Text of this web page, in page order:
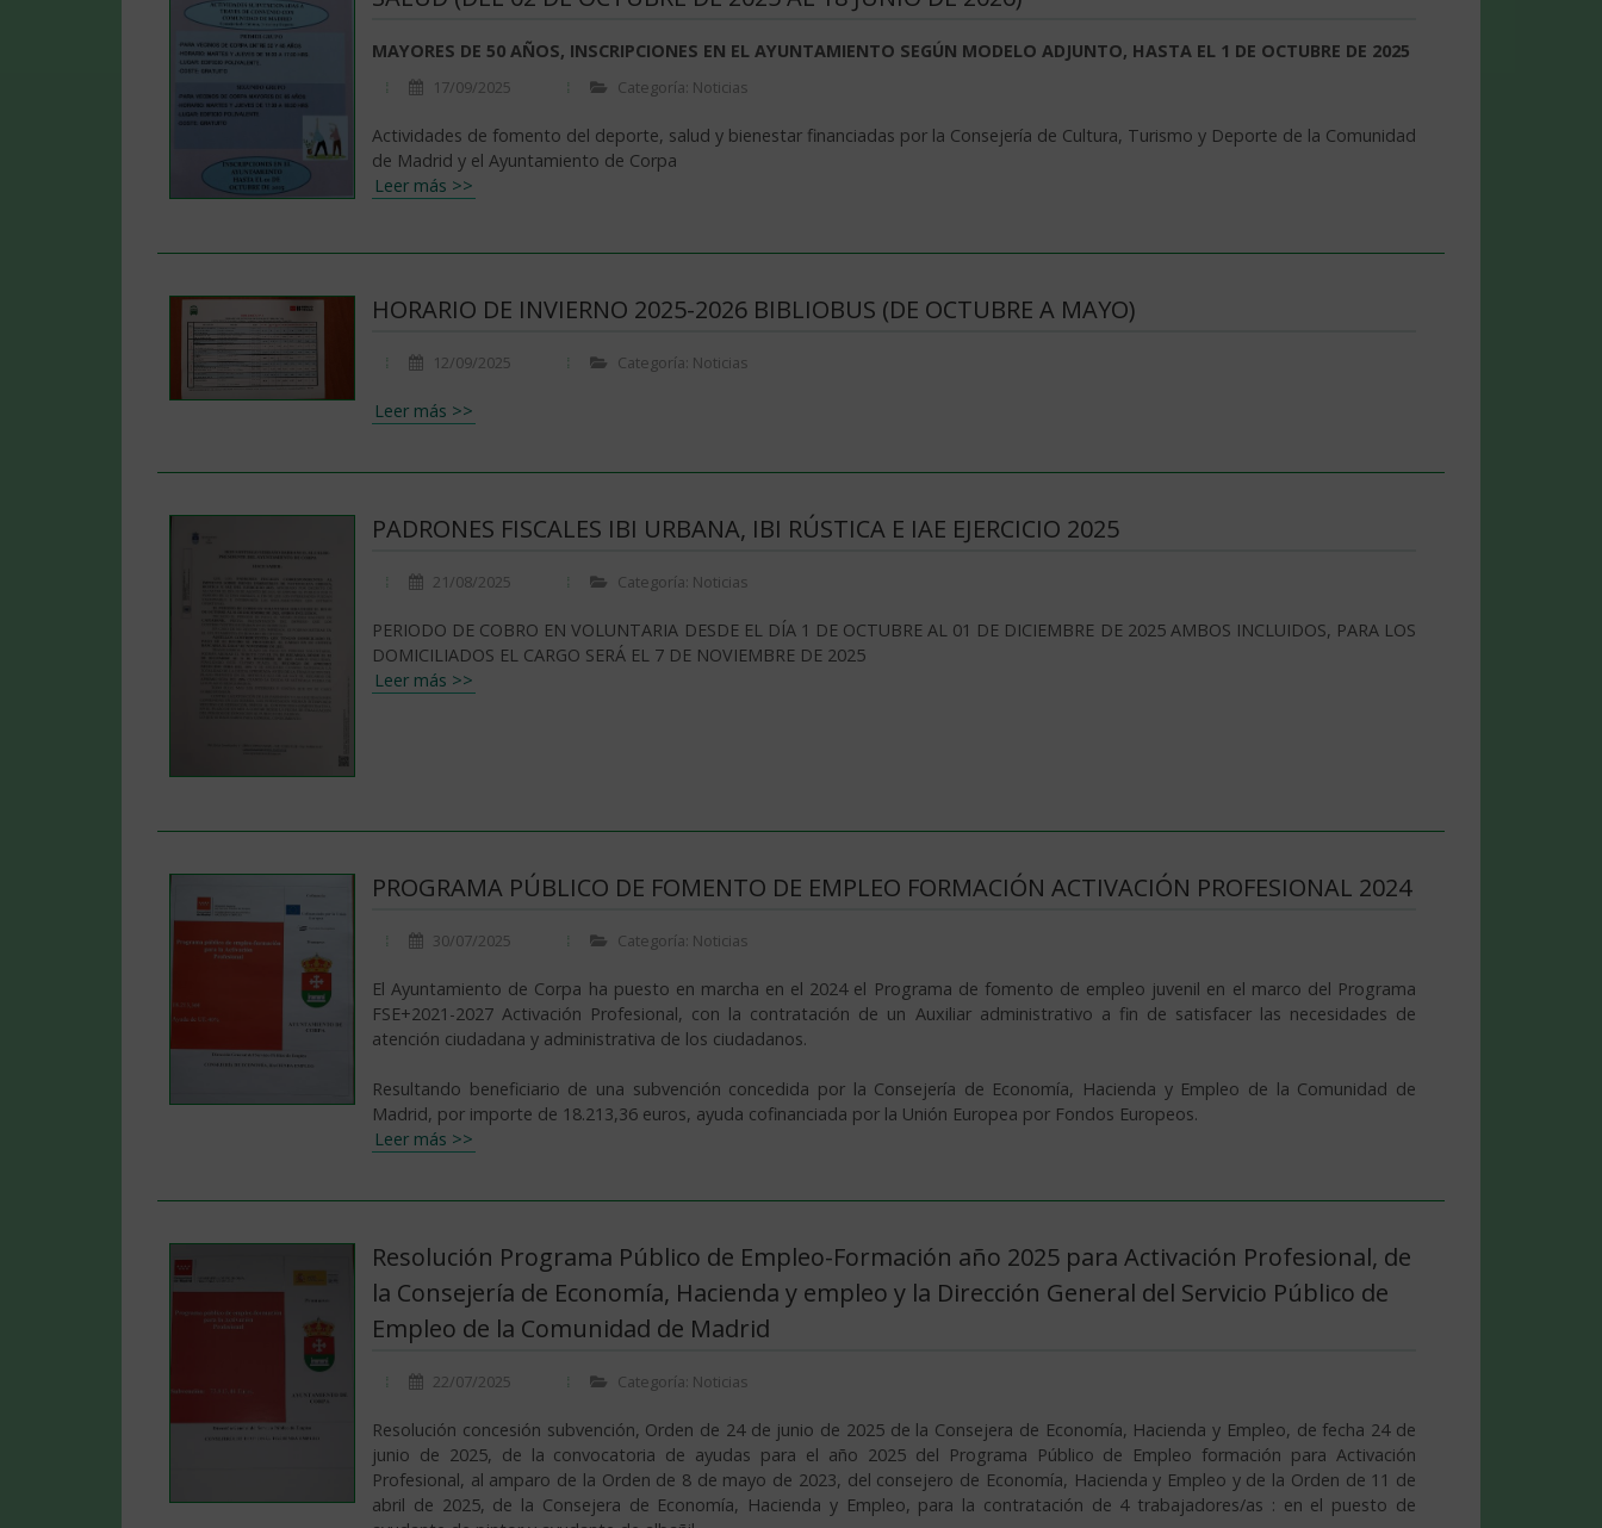
MAYORES DE 50 AÑOS, INSCRIPCIONES EN EL AYUNTAMIENTO SEGÚN MODELO ADJUNTO, HASTA EL 1 DE OCTUBRE DE 2025
17/09/2025 Categoría: Noticias
Actividades de fomento del deporte, salud y bienestar financiadas por la Consejería de Cultura, Turismo y Deporte de la Comunidad
de Madrid y el Ayuntamiento de Corpa
Leer más >>
HORARIO DE INVIERNO 2025-2026 BIBLIOBUS (DE OCTUBRE A MAYO)
12/09/2025 Categoría: Noticias
Leer más >>
PADRONES FISCALES IBI URBANA, IBI RÚSTICA E IAE EJERCICIO 2025
21/08/2025 Categoría: Noticias
PERIODO DE COBRO EN VOLUNTARIA DESDE EL DÍA 1 DE OCTUBRE AL 01 DE DICIEMBRE DE 2025 AMBOS INCLUIDOS, PARA LOS
DOMICILIADOS EL CARGO SERÁ EL 7 DE NOVIEMBRE DE 2025
Leer más >>
PROGRAMA PÚBLICO DE FOMENTO DE EMPLEO FORMACIÓN ACTIVACIÓN PROFESIONAL 2024
30/07/2025 Categoría: Noticias
El Ayuntamiento de Corpa ha puesto en marcha en el 2024 el Programa de fomento de empleo juvenil en el marco del Programa
FSE+2021-2027 Activación Profesional, con la contratación de un Auxiliar administrativo a fin de satisfacer las necesidades de
atención ciudadana y administrativa de los ciudadanos.
Resultando beneficiario de una subvención concedida por la Consejería de Economía, Hacienda y Empleo de la Comunidad de
Madrid, por importe de 18.213,36 euros, ayuda cofinanciada por la Unión Europea por Fondos Europeos.
Leer más >>
Resolución Programa Público de Empleo-Formación año 2025 para Activación Profesional, de
la Consejería de Economía, Hacienda y empleo y la Dirección General del Servicio Público de
Empleo de la Comunidad de Madrid
22/07/2025 Categoría: Noticias
Resolución concesión subvención, Orden de 24 de junio de 2025 de la Consejera de Economía, Hacienda y Empleo, de fecha 24 de
junio de 2025, de la convocatoria de ayudas para el año 2025 del Programa Público de Empleo formación para Activación
Profesional, al amparo de la Orden de 8 de mayo de 2023, del consejero de Economía, Hacienda y Empleo y de la Orden de 11 de
abril de 2025, de la Consejera de Economía, Hacienda y Empleo, para la contratación de 4 trabajadores/as : en el puesto de